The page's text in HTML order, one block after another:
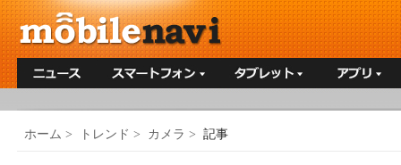
ホーム > トレンド > カメラ > 記事